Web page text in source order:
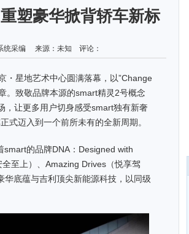
塑豪华掀背轿车新标
统采编 来源：未知 评论：
・星地艺术中心圆满落幕，以”Change
。致敬品牌本源的smart精灵2号概念
，让更多用户切身感受smart独有新奢
式迈入到一个前所未有的全新周期。
的品牌DNA：Designed with
至上）、Amazing Drives（悦享驾
底蕴与吉利顶尖新能源科技，以同级